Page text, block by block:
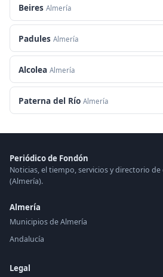
Beires Almería
Padules Almería
Alcolea Almería
Paterna del Río Almería
Periódico de Fondón
Noticias, el tiempo, servicios y directorio
(Almería).
Almería
Municipios de Almería
Andalucía
Legal